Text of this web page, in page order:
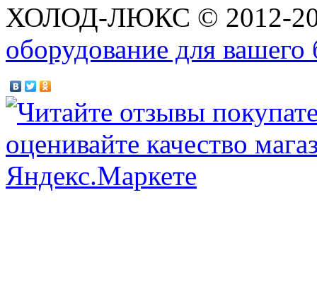
ХОЛОД-ЛЮКС © 2012-
оборудование для вашего